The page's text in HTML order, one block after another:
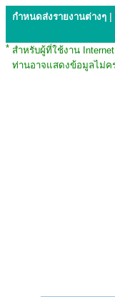
กำหนดส่งรายงานต่างๆ
* สำหรับผู้ที่ใช้งาน
ท่านอาจแสดงข้อมูลไม่ค